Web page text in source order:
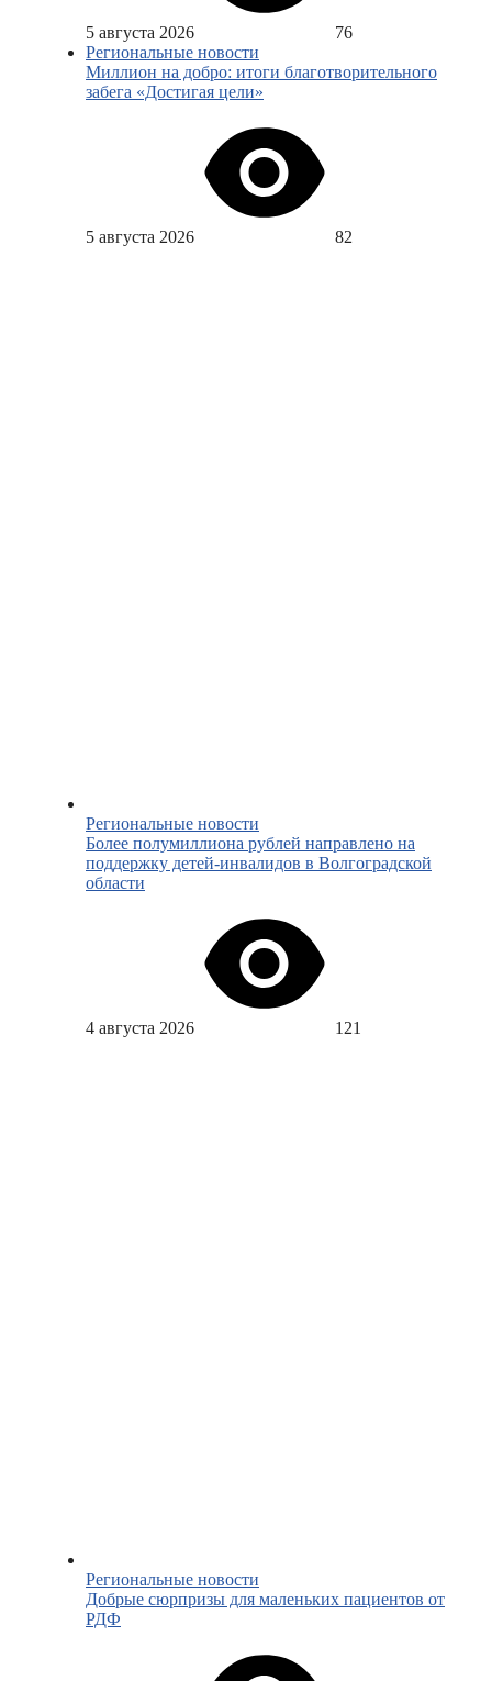
5 августа 2026
76
Региональные новости
Миллион на добро: итоги благотворительного
забега «Достигая цели»
5 августа 2026 82
Региональные новости
Более полумиллиона рублей направлено на
поддержку детей-инвалидов в Волгоградской
области
4 августа 2026 121
Региональные новости
Добрые сюрпризы для маленьких пациентов от
РДФ